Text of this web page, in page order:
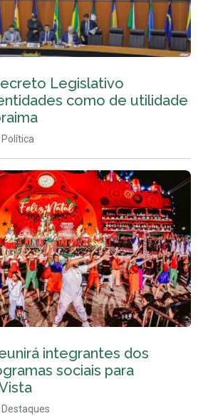
Legislativo
como de utilidade
integrantes dos
sociais para